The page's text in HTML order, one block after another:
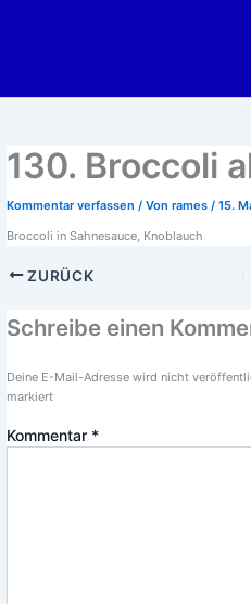
130. Broccoli
Kommentar verfassen / Von rames / 15.
Broccoli in Sahnesauce, Knoblauch
ZURÜCK
Schreibe einen
Deine E-Mail-Adresse wird nicht
markiert
Kommentar *